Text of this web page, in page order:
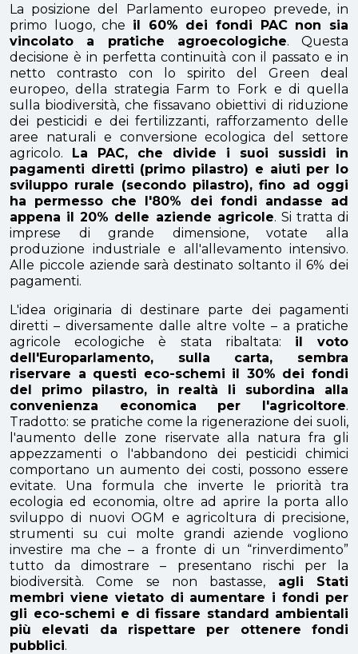
La posizione del Parlamento europeo prevede, in
primo luogo, che il 60% dei fondi PAC non sia
vincolato a pratiche agroecologiche. Questa
decisione è in perfetta continuità con il passato e in
netto contrasto con lo spirito del Green deal
europeo, della strategia Farm to Fork e di quella
sulla biodiversità, che fissavano obiettivi di riduzione
dei pesticidi e dei fertilizzanti, rafforzamento delle
aree naturali e conversione ecologica del settore
agricolo. La PAC, che divide i suoi sussidi in
pagamenti diretti (primo pilastro) e aiuti per lo
sviluppo rurale (secondo pilastro), fino ad oggi
ha permesso che l'80% dei fondi andasse ad
appena il 20% delle aziende agricole. Si tratta di
imprese di grande dimensione, votate alla
produzione industriale e all'allevamento intensivo.
Alle piccole aziende sarà destinato soltanto il 6% dei
pagamenti.
L'idea originaria di destinare parte dei pagamenti
diretti – diversamente dalle altre volte – a pratiche
agricole ecologiche è stata ribaltata: il voto
dell'Europarlamento, sulla carta, sembra
riservare a questi eco-schemi il 30% dei fondi
del primo pilastro, in realtà li subordina alla
convenienza economica per l'agricoltore.
Tradotto: se pratiche come la rigenerazione dei suoli,
l'aumento delle zone riservate alla natura fra gli
appezzamenti o l'abbandono dei pesticidi chimici
comportano un aumento dei costi, possono essere
evitate. Una formula che inverte le priorità tra
ecologia ed economia, oltre ad aprire la porta allo
sviluppo di nuovi OGM e agricoltura di precisione,
strumenti su cui molte grandi aziende vogliono
investire ma che – a fronte di un “rinverdimento”
tutto da dimostrare – presentano rischi per la
biodiversità. Come se non bastasse, agli Stati
membri viene vietato di aumentare i fondi per
gli eco-schemi e di fissare standard ambientali
più elevati da rispettare per ottenere fondi
pubblici.